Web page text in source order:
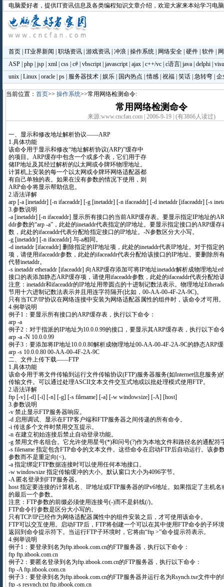
电脑爱好者 ，提供IT资讯信息及各类编程知识文章介绍，欢迎大家来本站学习电
首页| IT业界新闻 职场资讯| 游戏资讯| 冲浪 操作系统| 网络安全| 硬件| 软件|
ASP| php| jsp| xml| css| c#| vbscript| javascript| ajax| c++/vc| c语言| java| delphi|
unix| Linux| oracle| ps| 服务器技术| 娱乐| 国内热点 |情感| 祝福| 笑话| 急转弯| 企
当前位置： 首页>> 操作系统>>常用网络检测命令:
常用网络检测命令
来源:www.cncfan.com | 2006-9-19 | (有3866人读过)
一、显示和修改地址解析协议——ARP
1.具体功能
该命令用于显示和修改“地址解析协议(ARP)”缓存中
的项目。ARP缓存中包含一个或多个表，它们用于存
储IP地址及其经过解析的以太网或令牌环物理地址。
计算机上安装的每一个以太网或令牌环网络适配器都
有自己单独的表。如果在没有参数的情况下使用，则
ARP命令将显示帮助信息。
2.语法详解
arp [-a [inetaddr] [-n ifaceaddr] [-g [inetaddr] [-n ifaceaddr] [-d inetaddr [ifaceaddr] [-s
3.参数说明
-a [inetaddr] [-n ifaceaddr] 显示所有接口的当前ARP缓存表。要显示指定IP地址的
ddr参数的“arp -a”，此处的inetaddr代表指定的IP地址。要显示指定接口的ARP缓存
数，此处的ifaceaddr代表分配给指定接口的IP地址。-N参数区分大小写。
-g [inetaddr] [-n ifaceaddr] 与-a相同。
-d inetaddr [ifaceaddr] 删除指定的IP地址项，此处的inetaddr代表IP地址。对于指定
项，请使用ifaceaddr参数，此处的ifaceaddr代表分配给该接口的IP地址。要删除所
代替inetaddr。
-s inetaddr etheraddr [ifaceaddr] 向ARP缓存添加可将IP地址inetaddr解析成物理地址
接口的表添加静态ARP缓存项，请使用ifaceaddr参数，此处的ifaceaddr代表分配给
注意：inetaddr和ifaceaddr的IP地址用带圆点的十进制记数法表示。物理地址
节用十六进制记数法表示并且用连字符隔开(比如，00-AA-00-4F-2A-9C)。
只有当TCP/IP协议在网络连接中安装为网络适配器属性的组件时，该命令才可用。
4.例举说明
例子1：要显示所有接口的ARP缓存表，执行以下命令：
arp -a
例子2：对于指派的IP地址为10.0.0.99的接口，要显示其ARP缓存表，执行以下命
arp -a -N 10.0.0.99
例子3：要添加将IP地址10.0.0.80解析成物理地址00-AA-00-4F-2A-9C的静态ARP
arp -s 10.0.0.80 00-AA-00-4F-2A-9C
二、文件上传下载——FTP
1.具体功能
该命令用于将文件传输到运行文件传输协议(FTP)服务器服务(如Internet信息服务)
传输文件。可以通过处理ASCII文本文件交互式地或以批处理模式使用FTP。
2.语法详解
ftp [-v] [-d] [-i] [-n] [-g] [-s filename] [-a] [-w windowsize] [-A] [host]
3.参数说明
-v 禁止显示FTP服务器响应。
-d 启用调试、显示在FTP客户端和FTP服务器之间传递的所有命令。
-i 传送多个文件时禁用交互提示。
-n 在建立初始连接后禁止自动登录功能。
-g 禁用文件名组合。它允许使用星号(*)和问号(?)作为本地文件和路径名的通配符
-s filename 指定包含FTP命令的文本文件。这些命令在启动FTP后自动运行。该参
参数而不是重定向(<)。
-a 指定绑定FTP数据连接时可以使用任何本地接口。
-w windowsize 指定传输缓冲的大小。默认窗口大小为4096字节。
-A 匿名登录到FTP服务器。
host 指定要连接的计算机名、IP地址或FTP服务器的IPv6地址。如果指定了主机
的最后一个参数。
注意：FTP参数的前缀必须使用连接号(-)而不是斜线(/)。
FTP命令行参数是区分大小写的。
只有TCP/IP已经作为网络适配器属性中的组件安装之后，才可使用该命令。
FTP可以交互使用。启动FTP后，FTP将创建一个可以在其中使用FTP命令的子环
返回到命令提示符下。当运行FTP子环境时，它将由“ftp >”命令提示符表示。
4.例举说明
例子1：要登录到名为ftp.itbook.com.cn的FTP服务器，执行以下命令：
ftp ftp.itbook.com.cn
例子2：要匿名登录到名为ftp.itbook.com.cn的FTP服务器，执行以下命令：
ftp -A ftp.itbook.com.cn
例子3：要登录到名为ftp.itbook.com.cn的FTP服务器并运行名为Rsynch.txe文件中
ftp -s resynch.txt ftp.itbook.com.cn